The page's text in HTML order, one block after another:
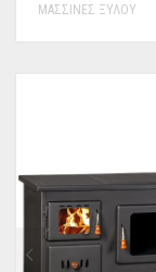
ΜΑΣΣΊΝΕΣ ΞΎΛΟΥ